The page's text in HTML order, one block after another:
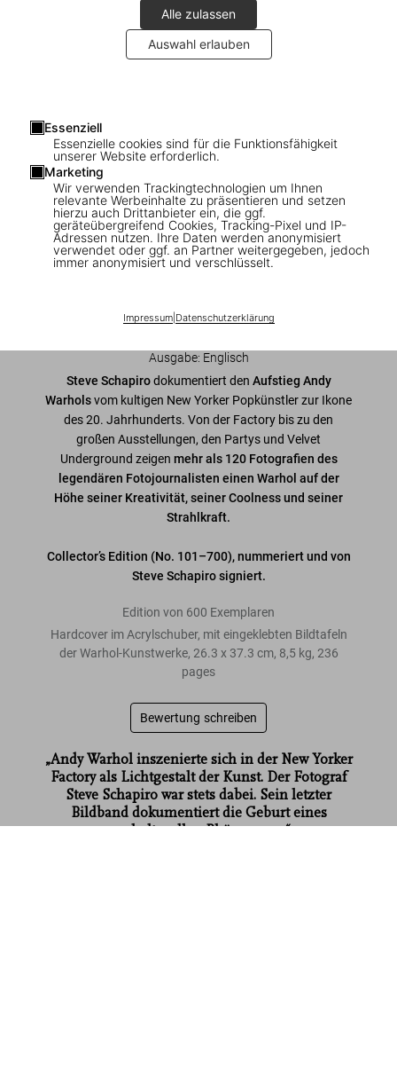
Alle zulassen
Auswahl erlauben
Essenziell
Essenzielle cookies sind für die Funktionsfähigkeit
unserer Website erforderlich.
Marketing
Wir verwenden Trackingtechnologien um Ihnen
relevante Werbeinhalte zu präsentieren und setzen
hierzu auch Drittanbieter ein, die ggf.
geräteübergreifend Cookies, Tracking-Pixel und IP-
Adressen nutzen. Ihre Daten werden anonymisiert
verwendet oder ggf. an Partner weitergegeben, jedoch
immer anonymisiert und verschlüsselt.
Impressum| Datenschutzerklärung
Steve Schapiro. Andy Warhol and Friends
US$ 1.000
Diese Ausgabe ist ausverkauft. Gelegentlich werden jedoch
Ausgabe: Englisch
Steve Schapirodokumentiert den Aufstieg Andy
Warholsvom kultigen New Yorker Popkünstler zur Ikone
des 20. Jahrhunderts. Von der Factory bis zu den
großen Ausstellungen, den Partys und Velvet
Underground zeigen mehr als 120 Fotografien des
legendären Fotojournalisten einen Warhol auf der
Höhe seiner Kreativität, seiner Coolness und seiner
Strahlkraft.
Collector’s Edition (No. 101–700), nummeriert und von
Steve Schapiro signiert.
Edition von 600 Exemplaren
Hardcover im Acrylschuber, mit eingeklebten Bildtafeln
der Warhol-Kunstwerke, 26.3 x 37.3 cm, 8,5 kg, 236
pages
Bewertung schreiben
„Andy Warhol inszenierte sich in der New Yorker
Factory als Lichtgestalt der Kunst. Der Fotograf
Steve Schapiro war stets dabei. Sein letzter
Bildband dokumentiert die Geburt eines
popkulturellen Phänomens.“